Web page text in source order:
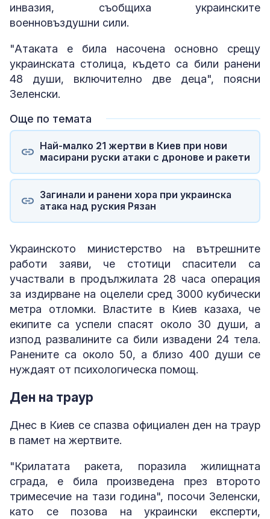
инвазия, съобщиха украинските
военновъздушни сили.
"Атаката е била насочена основно срещу
украинската столица, където са били ранени
48 души, включително две деца", поясни
Зеленски.
Още по темата
Най-малко 21 жертви в Киев при нови
масирани руски атаки с дронове и ракети
Загинали и ранени хора при украинска
атака над руския Рязан
Украинското министерство на вътрешните
работи заяви, че стотици спасители са
участвали в продължилата 28 часа операция
за издирване на оцелели сред 3000 кубически
метра отломки. Властите в Киев казаха, че
екипите са успели спасят около 30 души, а
изпод развалините са били извадени 24 тела.
Ранените са около 50, а близо 400 души се
нуждаят от психологическа помощ.
Ден на траур
Днес в Киев се спазва официален ден на траур
в памет на жертвите.
"Крилатата ракета, поразила жилищната
сграда, е била произведена през второто
тримесечие на тази година", посочи Зеленски,
като се позова на украински експерти,